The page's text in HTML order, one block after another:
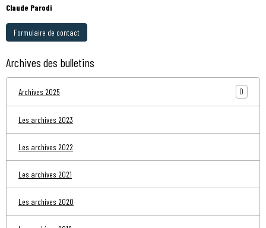
Claude Parodi
Formulaire de contact
Archives des bulletins
Archives 2025 0
Les archives 2023
Les archives 2022
Les archives 2021
Les archives 2020